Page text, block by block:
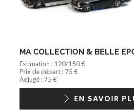
Disque
Playmobil/Lego
Barbie/Big Jim
Jouets Fast Food
Trading cards
1/18ème moderne
MA COLLECTION & BELLE
Estimation : 120/150 €
Prix de départ : 75 €
Adjugé : 75 €
EN SAVOIR